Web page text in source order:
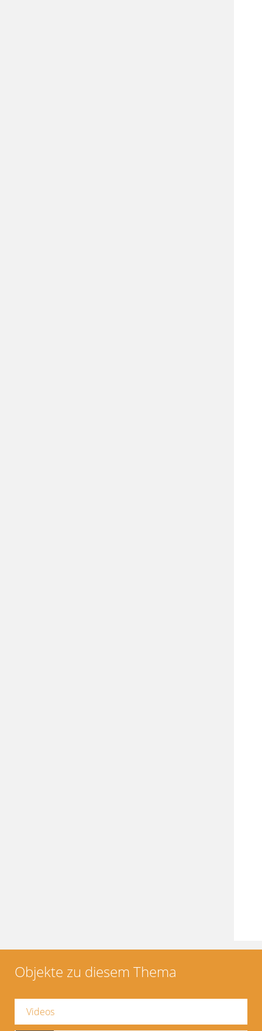
Objekte zu diesem Thema
Videos